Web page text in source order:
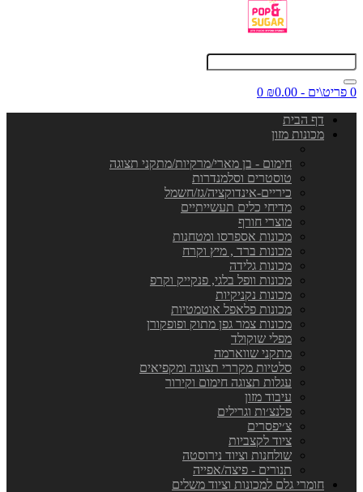
0 פריט\ים - ₪0.00
0
דף הבית
מכונות מזון
חימום - בן מארי/מרקיות/מתקני תצוגה
טוסטרים וסלמנדרות
כיריים-אינדוקציה/גז/חשמל
מדיחי כלים תעשייתיים
מוצרי חורף
מכונות אספרסו ומטחנות
מכונות ברד , מיץ וקרח
מכונות גלידה
מכונות וופל בלגי, פנקייק וקרפ
מכונות נקניקיות
מכונות פלאפל אוטמטיות
מכונות צמר גפן מתוק ופופקורן
מפלי שוקולד
מתקני שווארמה
סלטיות מקררי תצוגה ומקפיאים
עגלות תצוגה חימום וקירור
עיבוד מזון
פלנצ׳ות וגרילים
צ׳יפסרים
ציוד לקצביות
שולחנות וציוד נירוסטה
תנורים - פיצה/אפייה
חומרי גלם למכונות וציוד משלים